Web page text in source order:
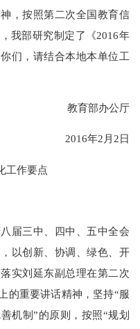
，按照第二次全国教育信
我部研究制定了《2016年
们，请结合本地本单位工
教育部办公厅
2016年2月2日
工作要点
三中、四中、五中全会
以创新、协调、绿色、开
实刘延东副总理在第二次
的重要讲话精神，坚持“服
机制”的原则，按照“规划